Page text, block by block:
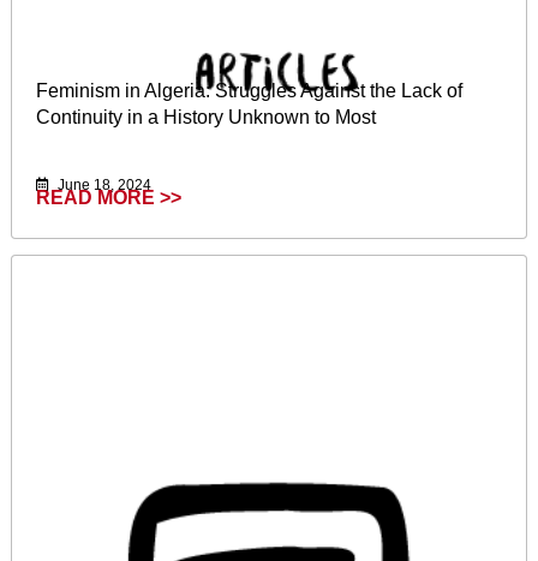
Feminism in Algeria: Struggles Against the Lack of
Continuity in a History Unknown to Most
June 18, 2024
READ MORE >>